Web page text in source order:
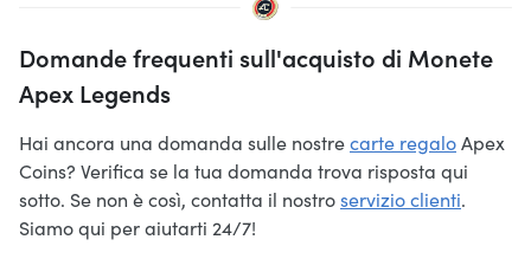
Domande frequenti sull'acquisto di Monete
Apex Legends
Hai ancora una domanda sulle nostrecarte regaloApex
Coins? Verifica se la tua domanda trova risposta qui
sotto. Se non è così, contatta il nostroservizio clienti.
Siamo qui per aiutarti 24/7!